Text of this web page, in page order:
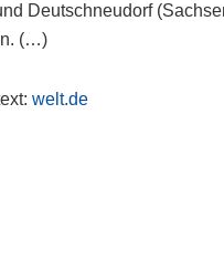
Deutschneudorf
(…)
welt.de